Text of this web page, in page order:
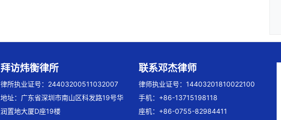
拜访炜衡律所
律所执业证号：24403200511032007
地址：广东省深圳市南山区科发路19号华
润置地大厦D座19楼
联系邓杰律师
律师执业证号：14403201810022100
手机：+86-13715198118
座机：+86-0755-82984411